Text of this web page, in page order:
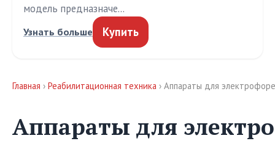
модель предназначе…
Узнать больше Купить
Главная › Реабилитационная техника › Аппараты для
Аппараты для